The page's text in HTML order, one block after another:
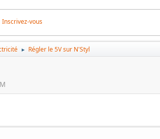
Inscrivez-vous
► Régler le 5V sur N'Styl